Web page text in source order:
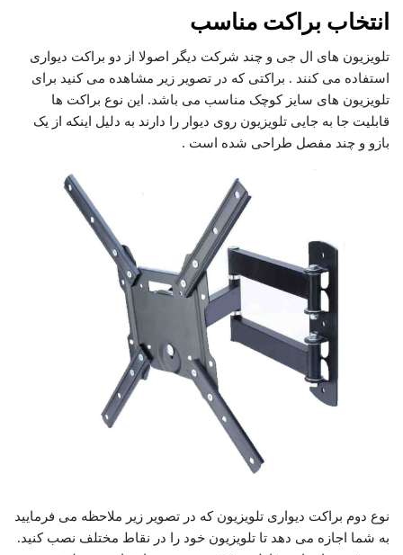
انتخاب براکت مناسب
تلویزیون های ال جی و چند شرکت دیگر اصولا از دو براکت دیواری
استفاده می کنند . براکتی که در تصویر زیر مشاهده می کنید برای
تلویزیون های سایز کوچک مناسب می باشد. این نوع براکت ها
قابلیت جا به جایی تلویزیون روی دیوار را دارند به دلیل اینکه از یک
بازو و چند مفصل طراحی شده است .
نوع دوم براکت دیواری تلویزیون که در تصویر زیر ملاحظه می فرمایید
به شما اجازه می دهد تا تلویزیون خود را در نقاط مختلف نصب کنید.